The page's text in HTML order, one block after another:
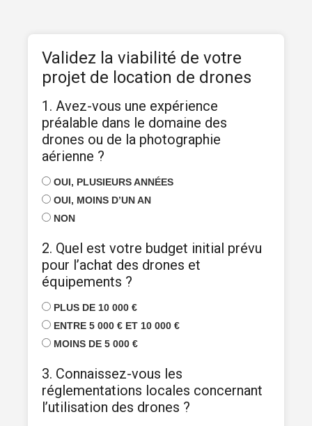
Validez la viabilité de votre
projet de location de drones
1. Avez-vous une expérience
préalable dans le domaine des
drones ou de la photographie
aérienne ?
OUI, PLUSIEURS ANNÉES
OUI, MOINS D’UN AN
NON
2. Quel est votre budget initial prévu
pour l’achat des drones et
équipements ?
PLUS DE 10 000 €
ENTRE 5 000 € ET 10 000 €
MOINS DE 5 000 €
3. Connaissez-vous les
réglementations locales concernant
l’utilisation des drones ?